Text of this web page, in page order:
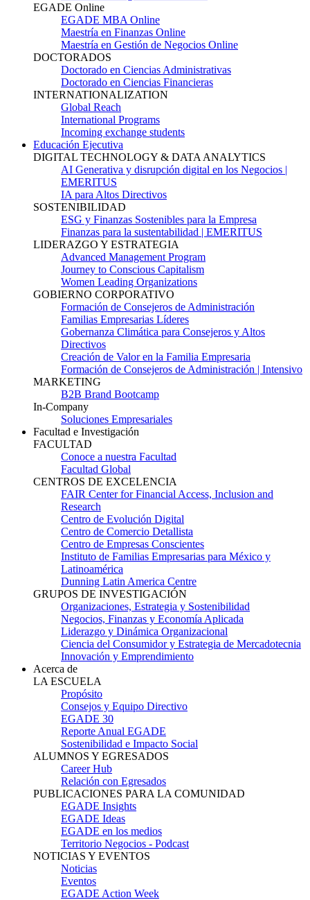
EGADE Online
EGADE MBA Online
Maestría en Finanzas Online
Maestría en Gestión de Negocios Online
DOCTORADOS
Doctorado en Ciencias Administrativas
Doctorado en Ciencias Financieras
INTERNATIONALIZATION
Global Reach
International Programs
Incoming exchange students
Educación Ejecutiva
DIGITAL TECHNOLOGY & DATA ANALYTICS
AI Generativa y disrupción digital en los Negocios |
EMERITUS
IA para Altos Directivos
SOSTENIBILIDAD
ESG y Finanzas Sostenibles para la Empresa
Finanzas para la sustentabilidad | EMERITUS
LIDERAZGO Y ESTRATEGIA
Advanced Management Program
Journey to Conscious Capitalism
Women Leading Organizations
GOBIERNO CORPORATIVO
Formación de Consejeros de Administración
Familias Empresarias Líderes
Gobernanza Climática para Consejeros y Altos
Directivos
Creación de Valor en la Familia Empresaria
Formación de Consejeros de Administración | Intensivo
MARKETING
B2B Brand Bootcamp
In-Company
Soluciones Empresariales
Facultad e Investigación
FACULTAD
Conoce a nuestra Facultad
Facultad Global
CENTROS DE EXCELENCIA
FAIR Center for Financial Access, Inclusion and
Research
Centro de Evolución Digital
Centro de Comercio Detallista
Centro de Empresas Conscientes
Instituto de Familias Empresarias para México y
Latinoamérica
Dunning Latin America Centre
GRUPOS DE INVESTIGACIÓN
Organizaciones, Estrategia y Sostenibilidad
Negocios, Finanzas y Economía Aplicada
Liderazgo y Dinámica Organizacional
Ciencia del Consumidor y Estrategia de Mercadotecnia
Innovación y Emprendimiento
Acerca de
LA ESCUELA
Propósito
Consejos y Equipo Directivo
EGADE 30
Reporte Anual EGADE
Sostenibilidad e Impacto Social
ALUMNOS Y EGRESADOS
Career Hub
Relación con Egresados
PUBLICACIONES PARA LA COMUNIDAD
EGADE Insights
EGADE Ideas
EGADE en los medios
Territorio Negocios - Podcast
NOTICIAS Y EVENTOS
Noticias
Eventos
EGADE Action Week